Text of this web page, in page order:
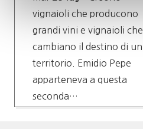
vignaioli che producono
grandi vini e vignaioli che
cambiano il destino di un
territorio. Emidio Pepe
apparteneva a questa
seconda…